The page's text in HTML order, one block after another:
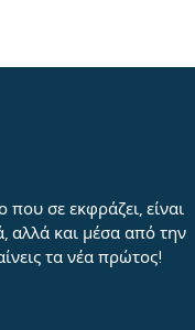
σε εκφράζει, είναι
αλλά και μέσα από την
τα νέα πρώτος!